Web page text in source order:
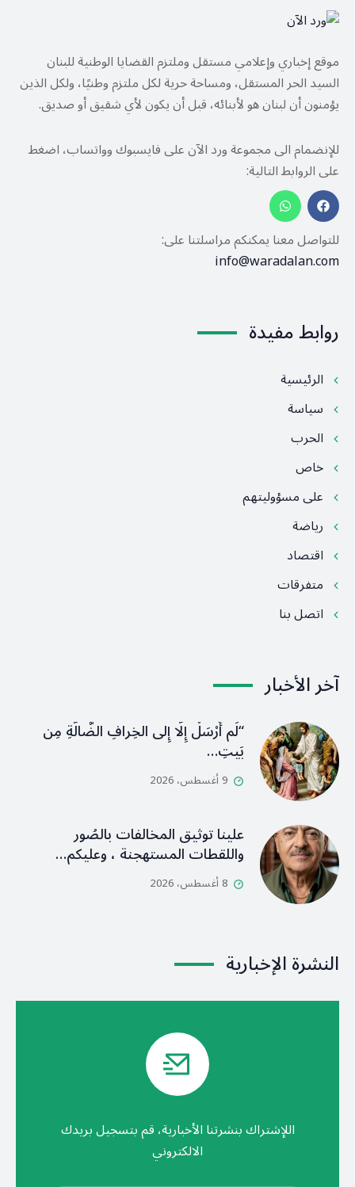
موقع إخباري وإعلامي مستقل وملتزم القضايا الوطنية للبنان
السيد الحر المستقل، ومساحة حرية لكل ملتزم وطنيًا، ولكل الذين
يؤمنون أن لبنان هو لأبنائه، قبل أن يكون لأي شقيق أو صديق.
للإنضمام الى مجموعة ورد الآن على فايسبوك وواتساب، اضغط
على الروابط التالية:
للتواصل معنا يمكنكم مراسلتنا على:
info@waradalan.com
روابط مفيدة
الرئيسية
سياسة
الحرب
خاص
على مسؤوليتهم
رياضة
اقتصاد
متفرقات
اتصل بنا
آخر الأخبار
“لَم أُرْسَلْ إِلَّا إِلى الخِرافِ الضَّالَّةِ مِن
بَيتِ…
9 أغسطس، 2026
علينا توثيق المخالفات بالصُور
واللقطات المستهجنة ، وعليكم…
8 أغسطس، 2026
النشرة الإخبارية
اللإشتراك بنشرتنا الأخبارية، قم بتسجيل بريدك
الالكتروني